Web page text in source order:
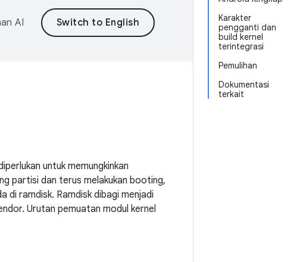
Karakter
pengganti dan
build kernel
terintegrasi
Pemulihan
Dokumentasi
terkait
AI
untuk memungkinkan
partisi dan terus melakukan booting,
di ramdisk. Ramdisk dibagi menjadi
Urutan pemuatan modul kernel